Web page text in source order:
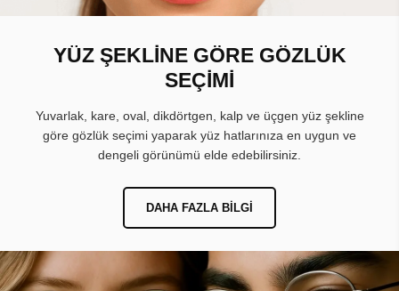
YÜZ ŞEKLİNE GÖRE GÖZLÜK
SEÇİMİ
Yuvarlak, kare, oval, dikdörtgen, kalp ve üçgen yüz şekline
göre gözlük seçimi yaparak yüz hatlarınıza en uygun ve
dengeli görünümü elde edebilirsiniz.
DAHA FAZLA BILGI